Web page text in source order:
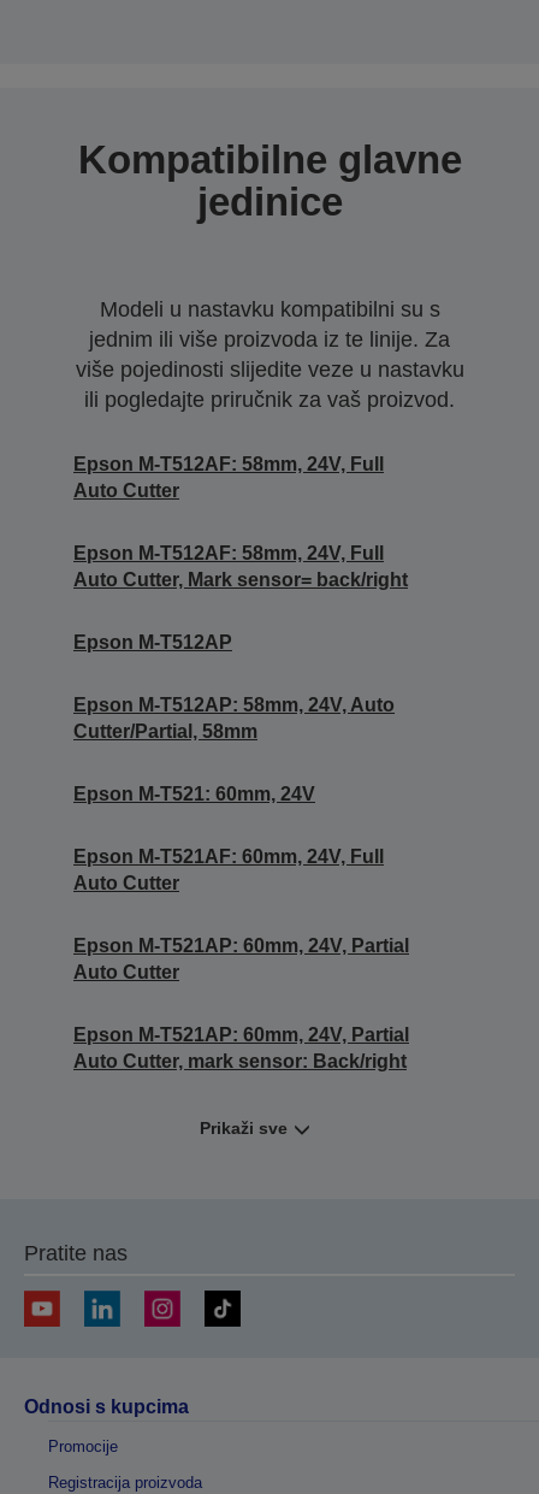
Kompatibilne glavne
jedinice
Modeli u nastavku kompatibilni su s
jednim ili više proizvoda iz te linije. Za
više pojedinosti slijedite veze u nastavku
ili pogledajte priručnik za vaš proizvod.
Epson M-T512AF: 58mm, 24V, Full
Auto Cutter
Epson M-T512AF: 58mm, 24V, Full
Auto Cutter, Mark sensor= back/right
Epson M-T512AP
Epson M-T512AP: 58mm, 24V, Auto
Cutter/Partial, 58mm
Epson M-T521: 60mm, 24V
Epson M-T521AF: 60mm, 24V, Full
Auto Cutter
Epson M-T521AP: 60mm, 24V, Partial
Auto Cutter
Epson M-T521AP: 60mm, 24V, Partial
Auto Cutter, mark sensor: Back/right
Prikaži sve
Pratite nas
Odnosi s kupcima
Promocije
Registracija proizvoda